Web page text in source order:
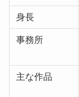
身長
事務所
主な作品